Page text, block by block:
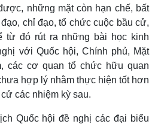
Quân sự - Quốc phòng
Vũ khí
Việt Nam
Phân tích
những mặt còn hạn chế, bất
chỉ đạo, tổ chức cuộc bầu cử,
từ đó rút ra những bài học kinh
với Quốc hội, Chính phủ, Mặt
các cơ quan tổ chức hữu quan
hợp lý nhằm thực hiện tốt hơn
các nhiệm kỳ sau.
Quốc hội đề nghị các đại biểu